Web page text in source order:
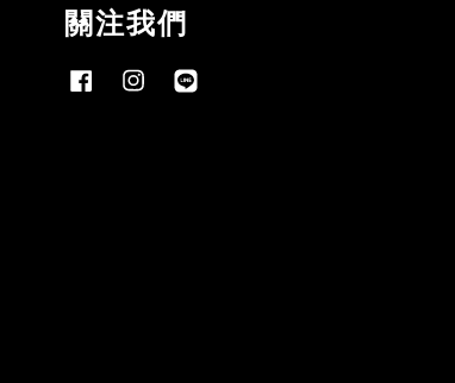
關注我們
FacebookInstagram